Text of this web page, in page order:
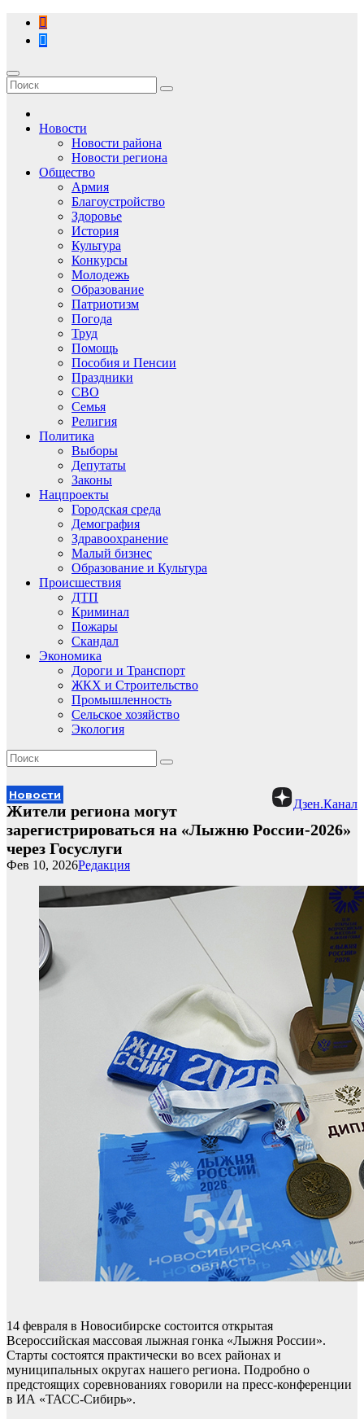
Перейти
содержимому
Новости
Новости района
Новости региона
Общество
Армия
Благоустройство
Здоровье
История
Культура
Конкурсы
Молодежь
Образование
Патриотизм
Погода
Труд
Помощь
Пособия и Пенсии
Праздники
СВО
Семья
Религия
Политика
Выборы
Депутаты
Законы
Нацпроекты
Городская среда
Демография
Здравоохранение
Малый бизнес
Образование и Культура
Происшествия
ДТП
Криминал
Пожары
Скандал
Экономика
Дороги и Транспорт
ЖКХ и Строительство
Промышленность
Сельское хозяйство
Экология
Новости
Дзен.Канал
Жители региона могут
зарегистрироваться на «Лыжню России-2026»
через Госуслуги
Редакция
Фев 10, 2026
14 февраля в Новосибирске состоится открытая
Всероссийская массовая лыжная гонка «Лыжня России».
Старты состоятся практически во всех районах и
муниципальных округах нашего региона. Подробно о
предстоящих соревнованиях говорили на пресс-конференции
в ИА «ТАСС-Сибирь».